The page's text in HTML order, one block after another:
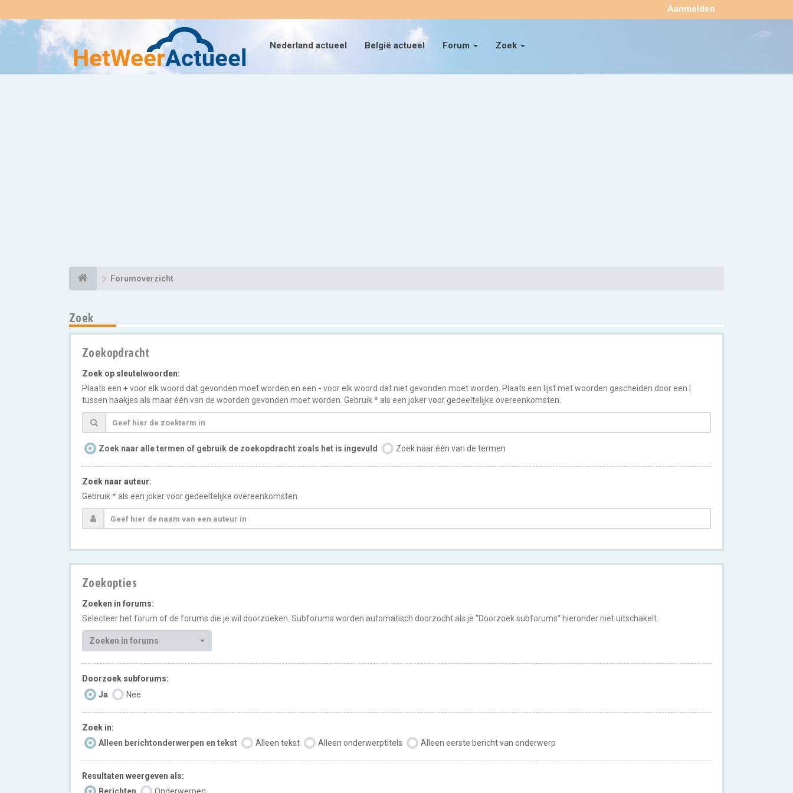
Nederland actueel België actueel Forum Zoek
Aanmelden ×
Forumoverzicht
Zoek
Zoekopdracht
Zoek op sleutelwoorden:
Plaats een +voor elk woord dat gevonden moet worden en een - voor elk woord dat niet gevonden moet worden. Plaats een lijst met woorden gescheiden door een
tussen haakjes als maar één van de woorden gevonden moet worden. Gebruik * als een joker voor gedeeltelijke overeenkomsten.
Zoek naar alle termen of gebruik de zoekopdracht zoals het is ingevuld Zoek naar één van de termen
Zoek naar auteur:
Gebruik * als een joker voor gedeeltelijke overeenkomsten.
Zoekopties
Zoeken in forums:
Selecteer het forum of de forums die je wil doorzoeken. Subforums worden automatisch doorzocht als je “Doorzoek subforums“ hieronder niet uitschakelt.
Zoeken in forums
Doorzoek subforums:
Ja
Nee
Zoek in:
Alleen berichtonderwerpen en tekst
Alleen tekst Alleen onderwerptitels Alleen eerste bericht van onderwerp
Resultaten weergeven als: